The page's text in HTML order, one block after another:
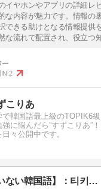
イヤホンやアプリの詳細レ
な内容が魅力です。情報の
できる助けとなる情報提供
な流れで配置され、役立つ
2
こりあ
で韓国語最上級のTOPIK6
強に悩んだら”すずこりあ”
々公開中です。
【辞書に載っていない韓国語】：티키타카(ティキタカ)